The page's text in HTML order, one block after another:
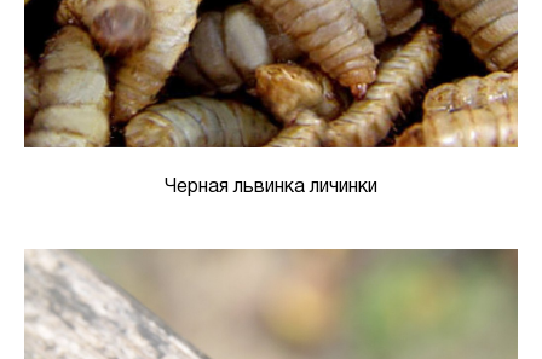
Черная львинка личинки